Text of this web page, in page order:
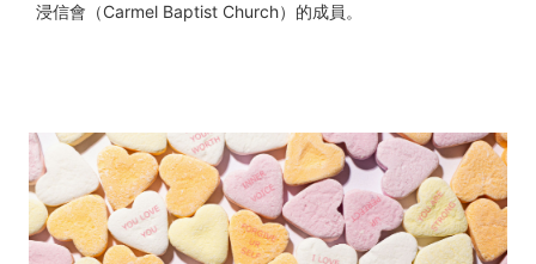
浸信會（Carmel Baptist Church）的成員。